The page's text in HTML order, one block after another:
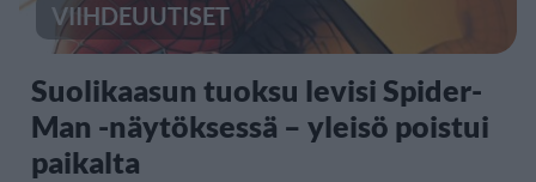
VIIHDEUUTISET
Suolikaasun tuoksu levisi Spider-
Man -näytöksessä – yleisö poistui
paikalta